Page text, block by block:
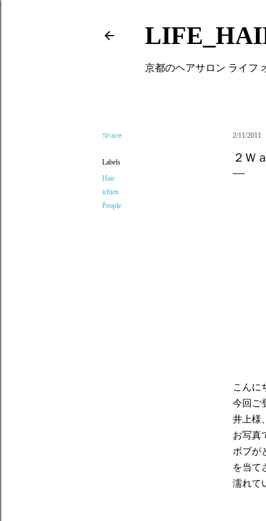
京都のヘアサロン ライフ
Share
Labels
Hair
ichien
People
2/11/2011
２Ｗ
こんに
今回ご
井上様
お写真
ボブが
を当て
濡れて